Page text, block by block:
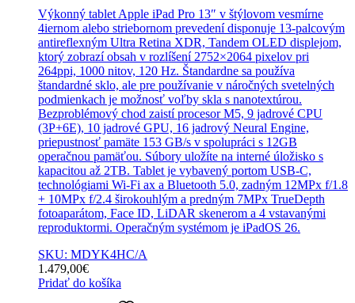
Výkonný tablet Apple iPad Pro 13″ v štýlovom vesmírne
4iernom alebo striebornom prevedení disponuje 13-palcovým
antireflexným Ultra Retina XDR, Tandem OLED displejom,
ktorý zobrazí obsah v rozlíšení 2752×2064 pixelov pri
264ppi, 1000 nitov, 120 Hz. Štandardne sa používa
štandardné sklo, ale pre používanie v náročných svetelných
podmienkach je možnosť voľby skla s nanotextúrou.
Bezproblémový chod zaistí procesor M5, 9 jadrové CPU
(3P+6E), 10 jadrové GPU, 16 jadrový Neural Engine,
priepustnosť pamäte 153 GB/s v spolupráci s 12GB
operačnou pamäťou. Súbory uložíte na interné úložisko s
kapacitou až 2TB. Tablet je vybavený portom USB-C,
technológiami Wi-Fi ax a Bluetooth 5.0, zadným 12MPx f/1.8
+ 10MPx f/2.4 širokouhlým a predným 7MPx TrueDepth
fotoaparátom, Face ID, LiDAR skenerom a 4 vstavanými
reproduktormi. Operačným systémom je iPadOS 26.
SKU: MDYK4HC/A
1.479,00€
Pridať do košíka